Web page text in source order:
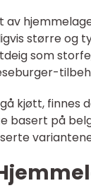
større og
som
kjøtt, finnes
basert på